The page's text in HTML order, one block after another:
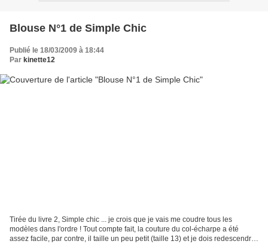
Blouse N°1 de Simple Chic
Publié le 18/03/2009 à 18:44
Par kinette12
Tirée du livre 2, Simple chic ... je crois que je vais me coudre tous les
modèles dans l'ordre ! Tout compte fait, la couture du col-écharpe a été
assez facile, par contre, il taille un peu petit (taille 13) et je dois redescendre